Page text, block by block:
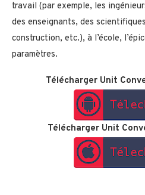
travail (par exemple, les
des enseignants, des
construction, etc.), à l’école,
paramètres.
Télécharger Unit
Télécharger Unit